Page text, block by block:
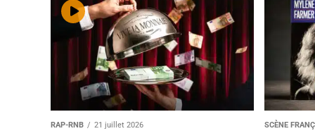
RAP-RNB 21 juillet 2026 SCÈNE